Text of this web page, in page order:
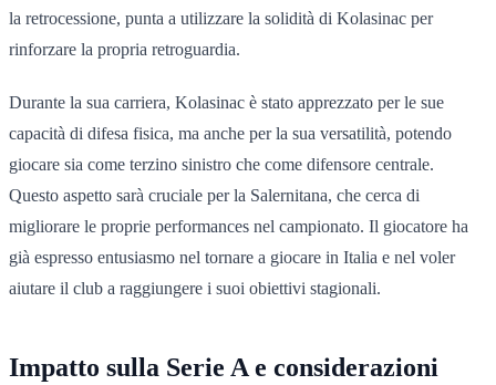
la retrocessione, punta a utilizzare la solidità di Kolasinac per
rinforzare la propria retroguardia.
Durante la sua carriera, Kolasinac è stato apprezzato per le sue
capacità di difesa fisica, ma anche per la sua versatilità, potendo
giocare sia come terzino sinistro che come difensore centrale.
Questo aspetto sarà cruciale per la Salernitana, che cerca di
migliorare le proprie performances nel campionato. Il giocatore ha
già espresso entusiasmo nel tornare a giocare in Italia e nel voler
aiutare il club a raggiungere i suoi obiettivi stagionali.
Impatto sulla Serie A e considerazioni